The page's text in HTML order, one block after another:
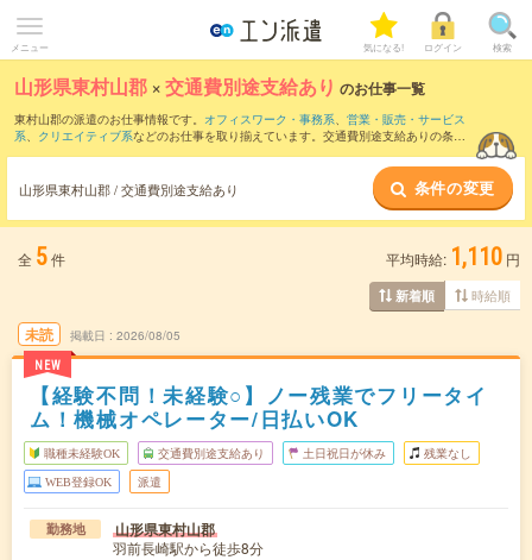
メニュー 気になる! ログイン 検索
山形県東村山郡 ×交通費別途支給あり のお仕事一覧
東村山郡の派遣のお仕事情報です。 オフィスワーク・事務系、 営業・販売・サービス
系、 クリエイティブ系などのお仕事を取り揃えています。交通費別途支給ありの条件
山形県東村山郡 / 交通費別途支給あり 条件の変更
全 5件 平均時給: 1,110 円
新着順 時給順
未読
NEW
掲載日 2026/08/05
【経験不問！未経験○】ノー残業でフリータイ
ム！機械オペレーター/日払いOK
職種未経験OK 交通費別途支給あり 土日祝日が休み 残業なし
WEB登録OK 派遣
勤務地 山形県東村山郡
羽前長崎駅から徒歩8分